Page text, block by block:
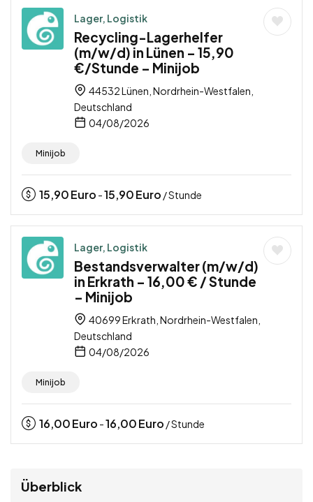
Lager, Logistik
Recycling-Lagerhelfer
(m/w/d) in Lünen – 15,90
€/Stunde – Minijob
44532 Lünen, Nordrhein-Westfalen,
Deutschland
04/08/2026
Minijob
15,90Euro -15,90Euro / Stunde
Lager, Logistik
Bestandsverwalter (m/w/d)
in Erkrath – 16,00 € / Stunde
– Minijob
40699 Erkrath, Nordrhein-Westfalen,
Deutschland
04/08/2026
Minijob
16,00Euro -16,00Euro / Stunde
Überblick